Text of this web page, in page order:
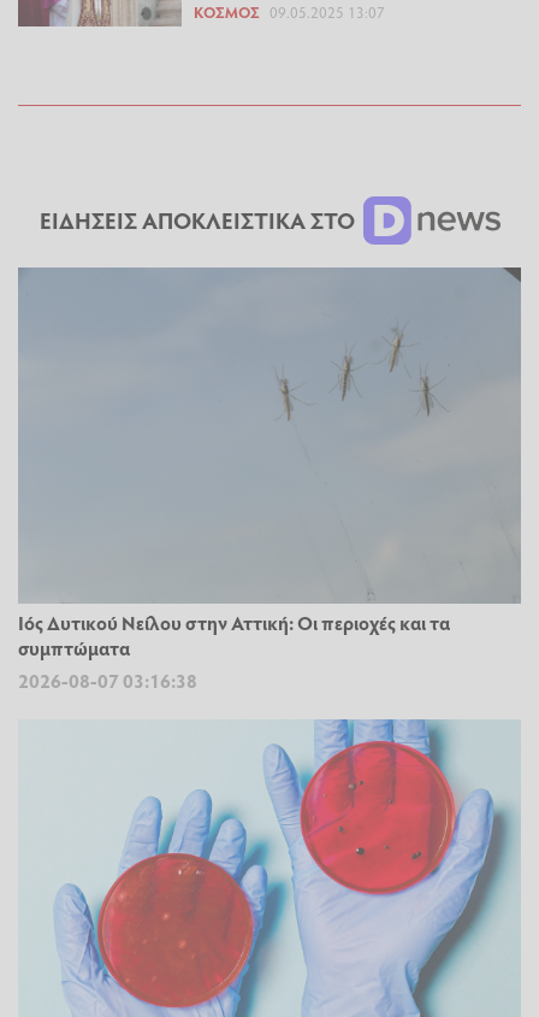
ΚΌΣΜΟΣ 09.05.2025 13:07
ΕΙΔΗΣΕΙΣ ΑΠΟΚΛΕΙΣΤΙΚΑ ΣΤΟ
Ιός Δυτικού Νείλου στην Αττική: Οι περιοχές και τα
συμπτώματα
2026-08-07 03:16:38